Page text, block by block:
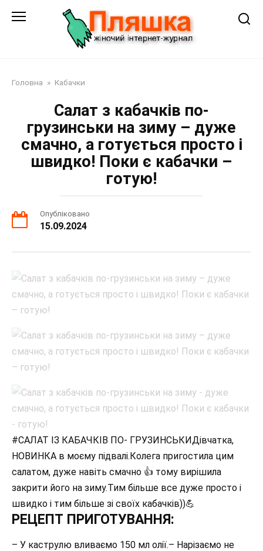
Головна » Кабачки
Салат з кабачків по-
грузинськи на зиму – дуже
смачно, а готується просто і
швидко! Поки є кабачки –
готую!
Опубліковано
15.09.2024
#САЛАТ ІЗ КАБАЧКІВ ПО- ГРУЗИНСЬКИДівчатка,
НОВИНКА в моєму підвалі.Колега пригостила цим
салатом, дуже навіть смачно 👍 тому вирішила
закрити його на зиму.Тим більше все дуже просто і
швидко і тим більше зі своїх кабачків))💪
РЕЦЕПТ ПРИГОТУВАННЯ:
– У каструлю вливаємо 150 мл олії.– Нарізаємо не